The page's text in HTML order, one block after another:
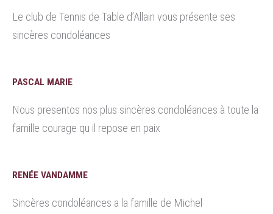
Le club de Tennis de Table d’Allain vous présente ses
sincères condoléances
PASCAL MARIE
Nous presentos nos plus sincères condoléances à toute la
famille courage qu il repose en paix
RENÉE VANDAMME
Sincères condoléances a la famille de Michel